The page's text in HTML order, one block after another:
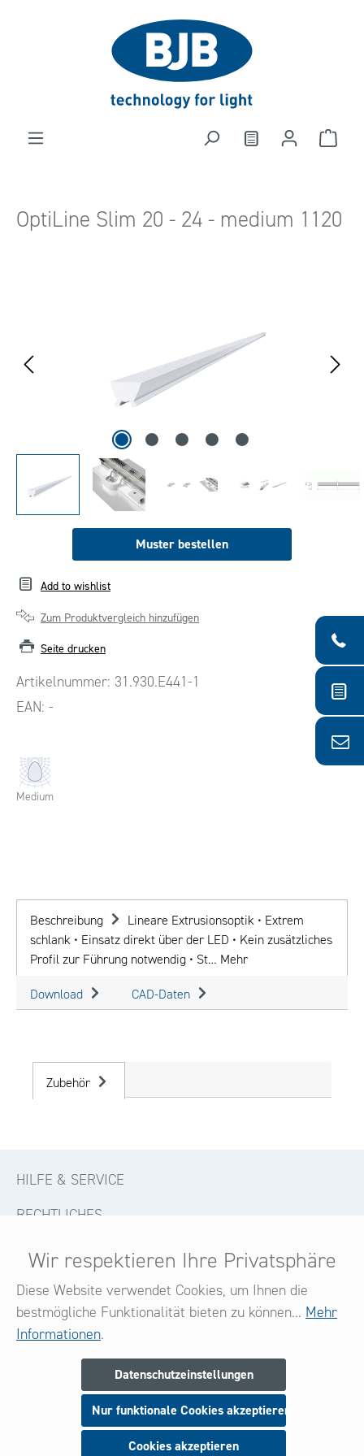
OptiLine Slim 20 - 24 - medium 1120
Muster bestellen
Add to wishlist
Zum Produktvergleich hinzufügen
Seite drucken
Artikelnummer: 31.930.E441-1
EAN: -
Medium
Beschreibung
Lineare Extrusionsoptik • Extrem
schlank • Einsatz direkt über der LED • Kein zusätzliches
Profil zur Führung notwendig • St… Mehr
Download CAD-Daten
Zubehör
HILFE & SERVICE
RECHTLICHES
KONTAKT
FOLGE UNS
Melden Sie sich jetzt zu unserem Newsletter an
und seien Sie stets über neue Produkte und Angebote
informiert.
Wir respektieren Ihre Privatsphäre
Diese Website verwendet Cookies, um Ihnen die
bestmögliche Funktionalität bieten zu können... Mehr
Informationen.
Datenschutzeinstellungen
Nur funktionale Cookies akzeptieren
Cookies akzeptieren